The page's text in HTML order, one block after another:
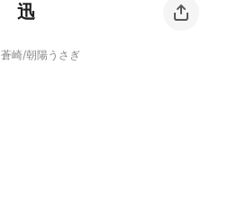
迅
蒼崎/朝陽うさぎ